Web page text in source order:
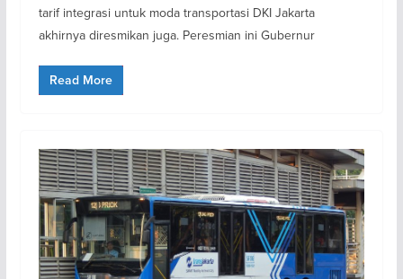
tarif integrasi untuk moda transportasi DKI Jakarta
akhirnya diresmikan juga. Peresmian ini Gubernur
Read More